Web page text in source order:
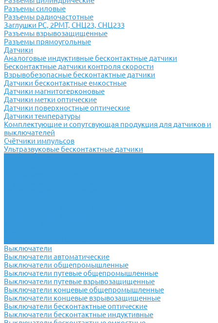
Разъемы силовые
Разъемы радиочастотные
Заглушки РС, 2РМТ, СНЦ23, СНЦ233
Разъемы взрывозащищенные
Разъемы прямоугольные
Датчики
Аналоговые индуктивные бесконтактные датчики
Бесконтактные датчики контроля скорости
Взрывобезопасные бесконтактные датчики
Датчики бесконтактные емкостные
Датчики магнитогерконовые
Датчики метки оптические
Датчики поверхностные оптические
Датчики температуры
Комплектующие и сопутсвующая продукция для датчиков и
выключателей
Счётчики импульсов
Ультразвуковые бесконтактные датчики
Выключатели
Выключатели автоматические
Выключатели общепромышленные
Выключатели путевые общепромышленные
Выключатели путевые взрывозащищенные
Выключатели концевые общепромышленные
Выключатели концевые взрывозащищенные
Выключатели бесконтактные оптические
Выключатели бесконтактные индуктивные